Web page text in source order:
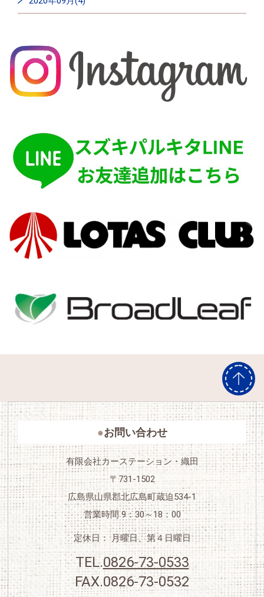
お問い合わせ
有限会社カーステーション・織田
〒731-1502
広島県山県郡北広島町蔵迫534-1
営業時間 9：30～18：00
定休日： 月曜日、第４日曜日
TEL.0826-73-0533
FAX.0826-73-0532